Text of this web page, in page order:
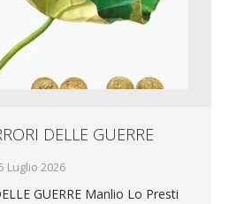
DELLE GUERRE
Luglio 2026
GUERRE Manlio Lo Presti